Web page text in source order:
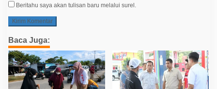
Beritahu saya akan tulisan baru melalui surel.
Baca Juga: